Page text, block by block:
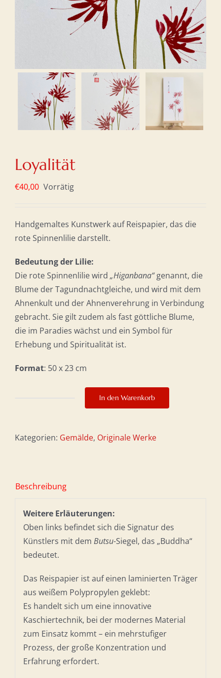
Loyalität
€40,00 Vorrätig
Handgemaltes Kunstwerk auf Reispapier, das die
rote Spinnenlilie darstellt.
Bedeutung der Lilie:
Die rote Spinnenlilie wird „Higanbana“genannt, die
Blume der Tagundnachtgleiche, und wird mit dem
Ahnenkult und der Ahnenverehrung in Verbindung
gebracht. Sie gilt zudem als fast göttliche Blume,
die im Paradies wächst und ein Symbol für
Erhebung und Spiritualität ist.
Format: 50 x 23 cm
In den Warenkorb
Kategorien: Gemälde, Originale Werke
Beschreibung
Weitere Erläuterungen:
Oben links befindet sich die Signatur des
Künstlers mit dem Butsu-Siegel, das „Buddha“
bedeutet.
Das Reispapier ist auf einen laminierten Träger
aus weißem Polypropylen geklebt:
Es handelt sich um eine innovative
Kaschiertechnik, bei der modernes Material
zum Einsatz kommt – ein mehrstufiger
Prozess, der große Konzentration und
Erfahrung erfordert.